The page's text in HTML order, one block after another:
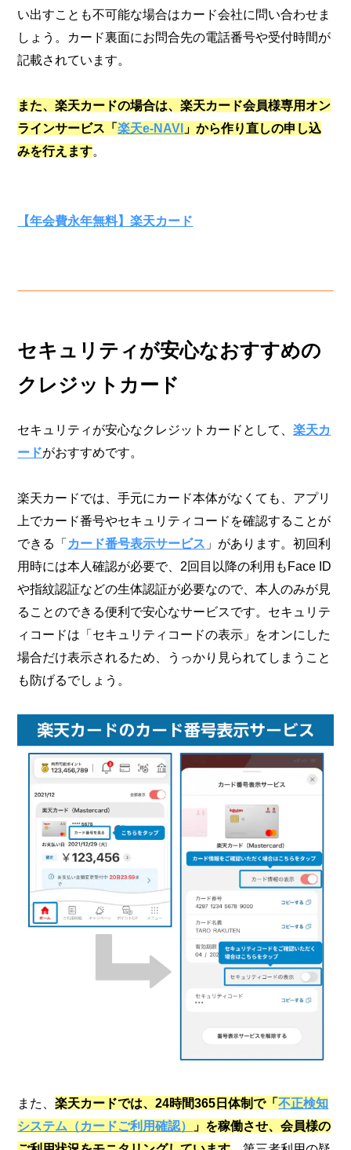
い出すことも不可能な場合はカード会社に問い合わせま
しょう。カード裏面にお問合先の電話番号や受付時間が
記載されています。
また、楽天カードの場合は、楽天カード会員様専用オン
ラインサービス「楽天e-NAVI 」から作り直しの申し込
みを行えます。
【年会費永年無料】楽天カード
セキュリティが安心なおすすめの
クレジットカード
セキュリティが安心なクレジットカードとして、楽天カ
ードがおすすめです。
楽天カードでは、手元にカード本体がなくても、アプリ
上でカード番号やセキュリティコードを確認することが
できる「カード番号表示サービス 」があります。初回利
用時には本人確認が必要で、2回目以降の利用もFace ID
や指紋認証などの生体認証が必要なので、本人のみが見
ることのできる便利で安心なサービスです。セキュリテ
ィコードは「セキュリティコードの表示」をオンにした
場合だけ表示されるため、うっかり見られてしまうこと
も防げるでしょう。
また、楽天カードでは、24時間365日体制で「不正検知
システム（カードご利用確認）
」を稼働させ、会員様の